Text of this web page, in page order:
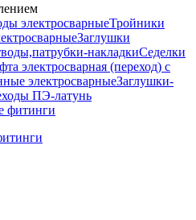
электросварныеТройники
Заглушки
накладкиСеделки
электросварная (переход) с
электросварныеЗаглушки-
ПЭ-латунь